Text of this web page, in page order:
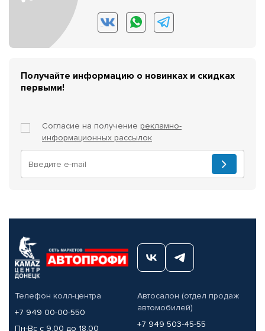
Получайте информацию о новинках и скидках
первыми!
Согласие на получение рекламно-
информационных рассылок
Телефон колл-центра
+7 949 00-00-550
Пн-Вс с 9.00 до 18.00
Автосалон (отдел продаж
автомобилей)
+7 949 503-45-55